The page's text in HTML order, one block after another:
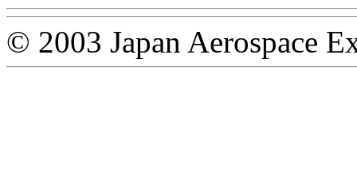
© 2003 Japan Aerospace